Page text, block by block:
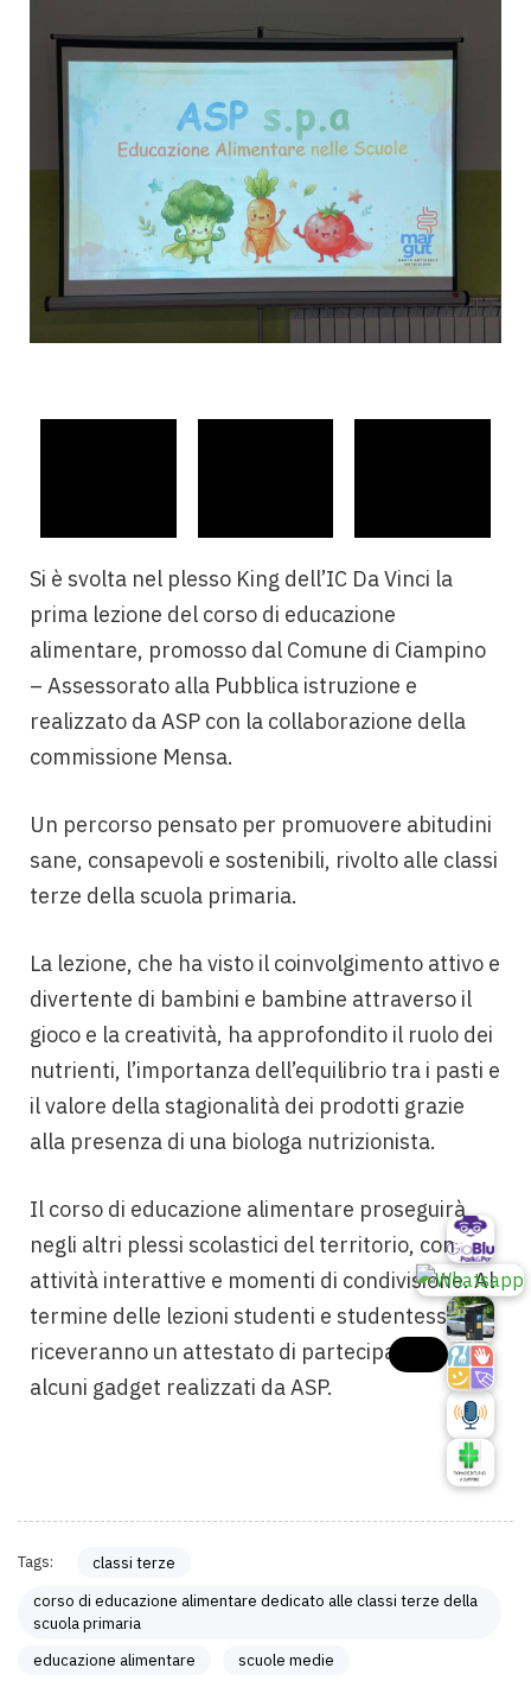
Si è svolta nel plesso King dell’IC Da Vinci la
prima lezione del corso di educazione
alimentare, promosso dal Comune di Ciampino
– Assessorato alla Pubblica istruzione e
realizzato da ASP con la collaborazione della
commissione Mensa.
Un percorso pensato per promuovere abitudini
sane, consapevoli e sostenibili, rivolto alle classi
terze della scuola primaria.
La lezione, che ha visto il coinvolgimento attivo e
divertente di bambini e bambine attraverso il
gioco e la creatività, ha approfondito il ruolo dei
nutrienti, l’importanza dell’equilibrio tra i pasti e
il valore della stagionalità dei prodotti grazie
alla presenza di una biologa nutrizionista.
Il corso di educazione alimentare proseguirà
negli altri plessi scolastici del territorio, con
attività interattive e momenti di condivisione. Al
termine delle lezioni studenti e studentesse
riceveranno un attestato di partecipazione e
alcuni gadget realizzati da ASP.
Tags:
classi terze
corso di educazione alimentare dedicato alle classi terze della
scuola primaria
educazione alimentare
scuole medie